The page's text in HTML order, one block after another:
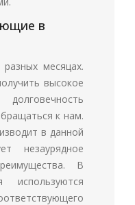
в
месяцах.
высокое
к нам.
в данной
незаурядное
В
используются